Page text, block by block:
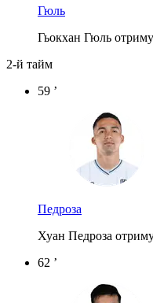
Гюль
Гьокхан Гюль
2-й тайм
59 ’
Педроза
Хуан Педроза
62 ’